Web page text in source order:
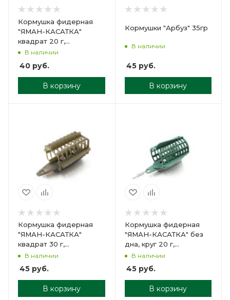
Кормушка фидерная
"ЯМАН-КАСАТКА"
квадрат 20 г,
пластик/10/60/
В наличии
40 руб.
В корзину
Кормушки "Арбуз" 35гр
В наличии
45руб.
В корзину
Кормушка фидерная
"ЯМАН-КАСАТКА"
квадрат 30 г,
пластик/10/60/
В наличии
45 руб.
В корзину
Кормушка фидерная
"ЯМАН-КАСАТКА" без
дна, круг 20 г,
пластик/10/60/
В наличии
45руб.
В корзину